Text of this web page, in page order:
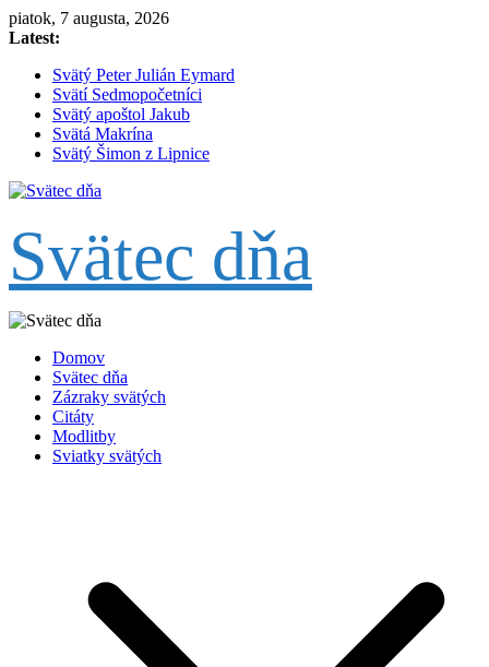
Skip
to
piatok, 7 augusta, 2026
Latest:
Svätý Peter Julián Eymard
Svätí Sedmopočetníci
Svätý apoštol Jakub
Svätá Makrína
Svätý Šimon z Lipnice
Svätec dňa
Domov
Svätec dňa
Zázraky svätých
Citáty
Modlitby
Sviatky svätých